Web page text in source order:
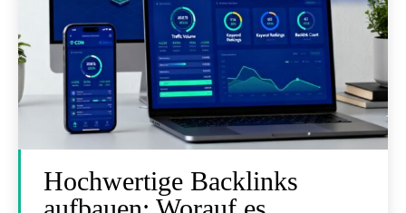
Hochwertige Backlinks